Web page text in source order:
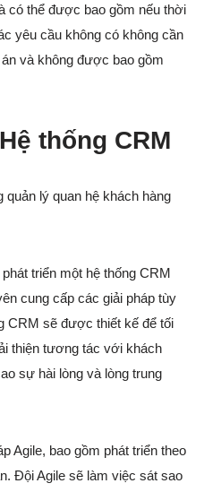
có thể được bao gồm nếu thời
yêu cầu không có không cần
và không được bao gồm
thống CRM
quản lý quan hệ khách hàng
triển một hệ thống CRM
cung cấp các giải pháp tùy
CRM sẽ được thiết kế để tối
thiện tương tác với khách
sự hài lòng và lòng trung
Agile, bao gồm phát triển theo
Đội Agile sẽ làm việc sát sao